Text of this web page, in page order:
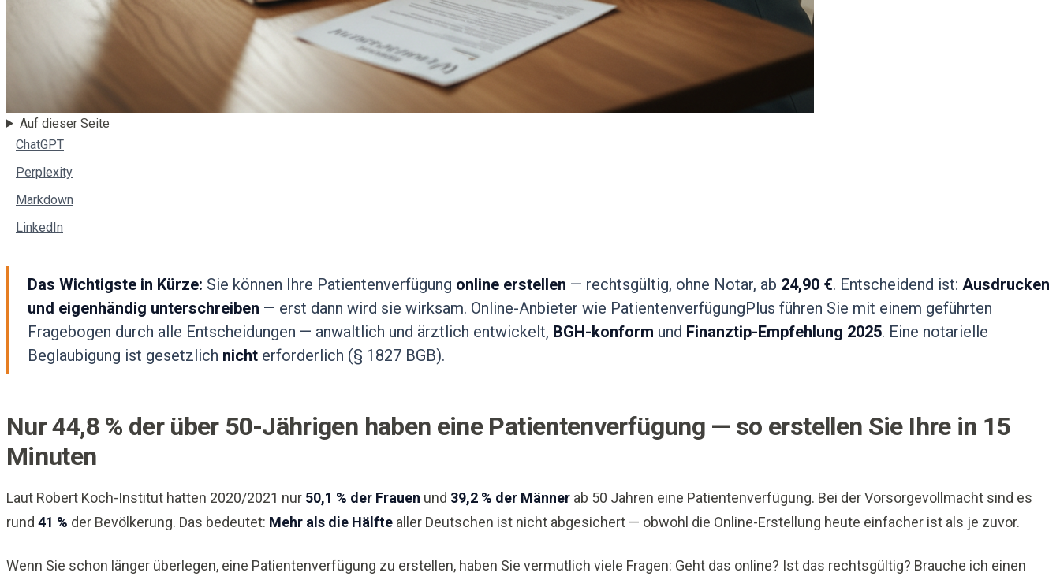
Auf dieser Seite
ChatGPT
Perplexity
Markdown
LinkedIn
Das Wichtigste in Kürze: Sie können Ihre Patientenverfügung online erstellen — rechtsgültig, ohne Notar, ab 24,90 €. Entscheidend ist: Ausdrucken
und eigenhändig unterschreiben — erst dann wird sie wirksam. Online-Anbieter wie PatientenverfügungPlus führen Sie mit einem geführten
Fragebogen durch alle Entscheidungen — anwaltlich und ärztlich entwickelt, BGH-konform und Finanztip-Empfehlung 2025. Eine notarielle
Beglaubigung ist gesetzlich nicht erforderlich (§ 1827 BGB).
Nur 44,8 % der über 50-Jährigen haben eine Patientenverfügung — so erstellen Sie Ihre in 15
Minuten
Laut Robert Koch-Institut hatten 2020/2021 nur 50,1 % der Frauen und 39,2 % der Männer ab 50 Jahren eine Patientenverfügung. Bei der Vorsorgevollmacht sind es
rund 41 % der Bevölkerung. Das bedeutet: Mehr als die Hälfte aller Deutschen ist nicht abgesichert — obwohl die Online-Erstellung heute einfacher ist als je zuvor.
Wenn Sie schon länger überlegen, eine Patientenverfügung zu erstellen, haben Sie vermutlich viele Fragen: Geht das online? Ist das rechtsgültig? Brauche ich einen